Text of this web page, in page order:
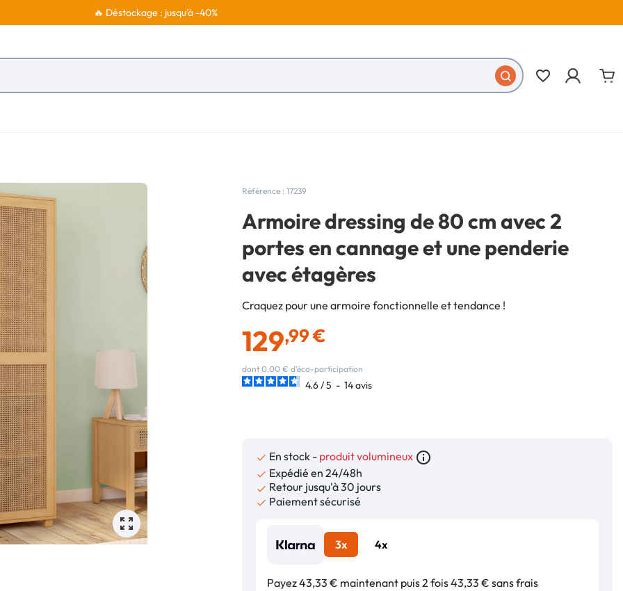
🔥 Déstockage : jusqu'à -40%
favorite_border
Référence : 17239
Armoire dressing de 80 cm avec 2
portes en cannage et une penderie
avec étagères
Craquez pour une armoire fonctionnelle et tendance !
129,99 €
dont 0.00 € d'éco-participation
4.6/5 - 14avis
 En stock - produit volumineux info_outline
 Expédié en 24/48h
 Retour jusqu'à 30 jours
 Paiement sécurisé
3x 4x
Payez 43,33 € maintenant puis 2 fois 43,33 € sans frais